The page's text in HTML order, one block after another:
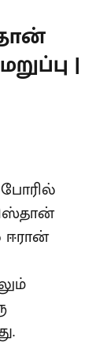
|